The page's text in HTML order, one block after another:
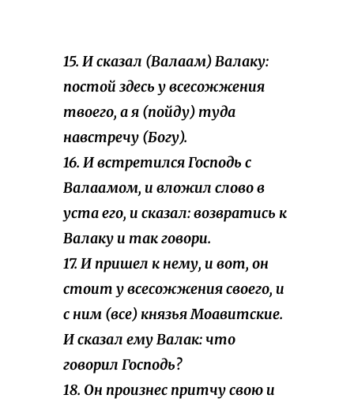
15. И сказал (Валаам) Валаку:
постой здесь у всесожжения
твоего, а я (пойду) туда
навстречу (Богу).
16. И встретился Господь с
Валаамом, и вложил слово в
уста его, и сказал: возвратись к
Валаку и так говори.
17. И пришел к нему, и вот, он
стоит у всесожжения своего, и
с ним (все) князья Моавитские.
И сказал ему Валак: что
говорил Господь?
18. Он произнес притчу свою и